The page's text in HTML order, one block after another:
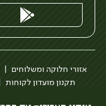
אזורי חלוקה ומשלוחים
תקנון מועדון לקוחות